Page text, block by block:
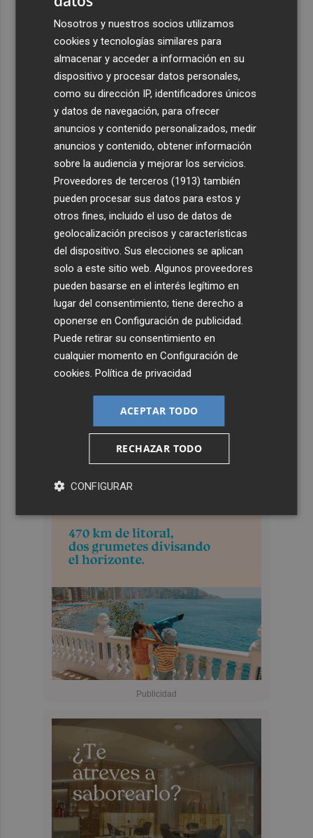
Nosotros y nuestros socios utilizamos
cookies y tecnologías similares para
almacenar y acceder a información en su
dispositivo y procesar datos personales,
como su dirección IP, identificadores únicos
y datos de navegación, para ofrecer
anuncios y contenido personalizados, medir
anuncios y contenido, obtener información
sobre la audiencia y mejorar los servicios.
Proveedores de terceros (1913) también
pueden procesar sus datos para estos y
otros fines, incluido el uso de datos de
geolocalización precisos y características
del dispositivo. Sus elecciones se aplican
solo a este sitio web. Algunos proveedores
pueden basarse en el interés legítimo en
lugar del consentimiento; tiene derecho a
oponerse enConfiguración de publicidad
Puede retirar su consentimiento en
cualquier momento enConfiguración de
cookies .Política de privacidad
ACEPTAR TODO
RECHAZAR TODO
CONFIGURAR